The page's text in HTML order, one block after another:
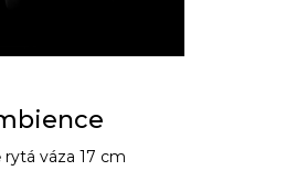
rytá váza 17 cm